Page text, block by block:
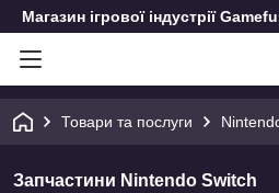
Магазин ігрової індустрії
Товари та послуги
Запчастини Nintendo Switch